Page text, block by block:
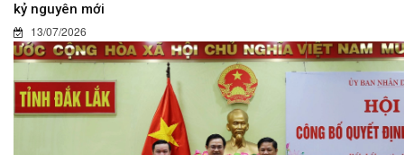
kỷ nguyên mới
13/07/2026